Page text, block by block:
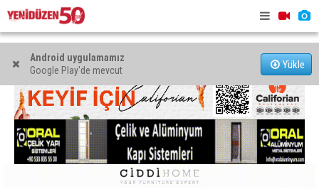
Android uygulamamız
Google Play'de mevcut
Yükle